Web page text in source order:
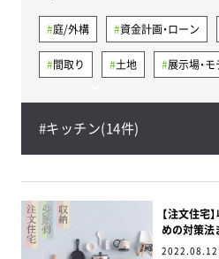
庭/外構 資金計画・ローン
間取り 土地 展示場・
気密 省エネ住宅 建売
メンテナンス
洗面所/脱衣所 費用・相場
30坪 40坪
#キッチン(14件)
【注文住宅
めの対策法
2022.08.12